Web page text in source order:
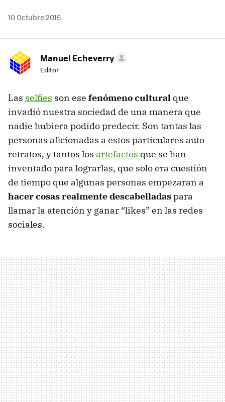
10 Octubre 2015
Manuel Echeverry
Editor
Las selfies son ese fenómeno cultural que
invadió nuestra sociedad de una manera que
nadie hubiera podido predecir. Son tantas las
personas aficionadas a estos particulares auto
retratos, y tantos los artefactos que se han
inventado para lograrlas, que solo era cuestión
de tiempo que algunas personas empezaran a
hacer cosas realmente descabelladaspara
llamar la atención y ganar “likes” en las redes
sociales.